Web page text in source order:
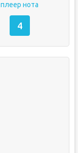
плеер нота
4